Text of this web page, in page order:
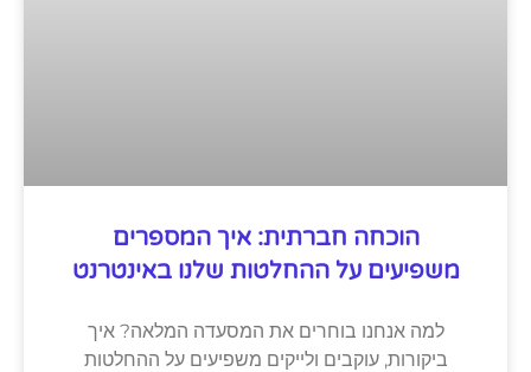
הוכחה חברתית: איך המספרים
משפיעים על ההחלטות שלנו באינטרנט
למה אנחנו בוחרים את המסעדה המלאה? איך
ביקורות, עוקבים ולייקים משפיעים על ההחלטות